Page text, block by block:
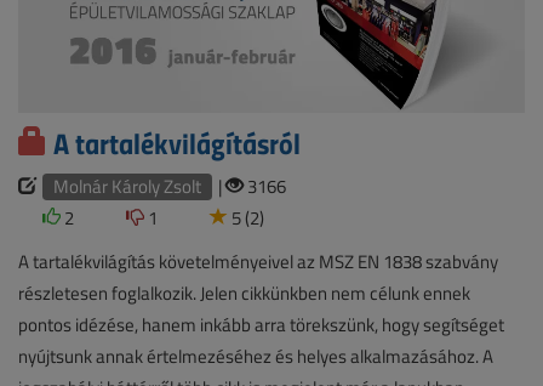
A tartalékvilágításról
Molnár Károly Zsolt |
3166
2
1
5 (2)
A tartalékvilágítás követelményeivel az MSZ EN 1838 szabvány
részletesen foglalkozik. Jelen cikkünkben nem célunk ennek
pontos idézése, hanem inkább arra törekszünk, hogy segítséget
nyújtsunk annak értelmezéséhez és helyes alkalmazásához. A